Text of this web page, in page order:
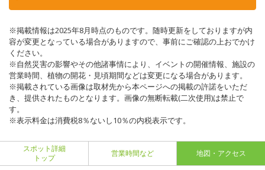
※掲載情報は2025年8月時点のものです。随時更新をしておりますが内
容が変更となっている場合がありますので、事前にご確認の上おでかけ
ください。
※自然災害の影響やその他諸事情により、イベントの開催情報、施設の
営業時間、植物の開花・見頃期間などは変更になる場合があります。
※掲載されている画像は取材先から本ページへの掲載の許諾をいただ
き、提供されたものとなります。画像の無断転載(二次使用)は禁止で
す。
※表示料金は消費税8％ないし10％の内税表示です。
スポット詳細
トップ
営業時間など 地図・アクセス